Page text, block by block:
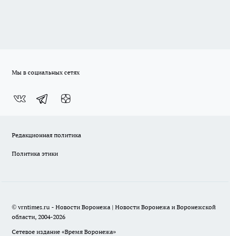
Мы в социальных сетях
Редакционная политика
Политика этики
© vrntimes.ru - Новости Воронежа | Новости Воронежа и Воронежской
области, 2004-2026
Сетевое издание «Время Воронежа»